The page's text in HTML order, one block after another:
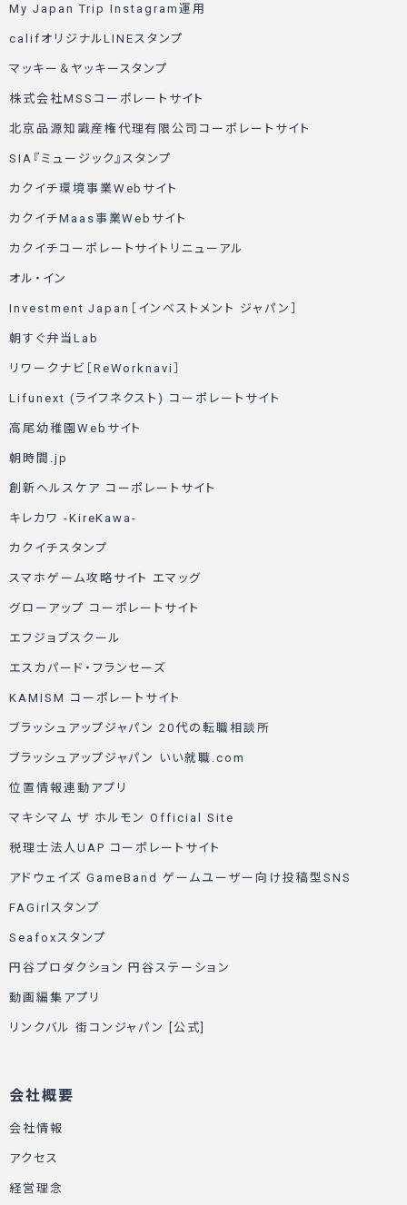
My Japan Trip Instagram運用
califオリジナルLINEスタンプ
マッキー＆ヤッキースタンプ
株式会社MSSコーポレートサイト
北京品源知識産権代理有限公司コーポレートサイト
SIA『ミュージック』スタンプ
カクイチ環境事業Webサイト
カクイチMaas事業Webサイト
カクイチコーポレートサイトリニューアル
オル・イン
Investment Japan［インベストメント ジャパン］
朝すぐ弁当Lab
リワークナビ［ReWorknavi］
Lifunext (ライフネクスト) コーポレートサイト
高尾幼稚園Webサイト
朝時間.jp
創新ヘルスケア コーポレートサイト
キレカワ -KireKawa-
カクイチスタンプ
スマホゲーム攻略サイト エマッグ
グローアップ コーポレートサイト
エフジョブスクール
エスカパード・フランセーズ
KAMISM コーポレートサイト
ブラッシュアップジャパン 20代の転職相談所
ブラッシュアップジャパン いい就職.com
位置情報連動アプリ
マキシマム ザ ホルモン Official Site
税理士法人UAP コーポレートサイト
アドウェイズ GameBand ゲームユーザー向け投稿型SNS
FAGirlスタンプ
Seafoxスタンプ
円谷プロダクション 円谷ステーション
動画編集アプリ
リンクバル 街コンジャパン [公式]
会社概要
会社情報
アクセス
経営理念